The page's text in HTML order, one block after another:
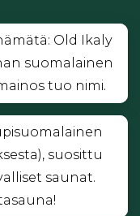
Old Ikaly
suomalainen
tuo nimi.
suosittu
saunat.